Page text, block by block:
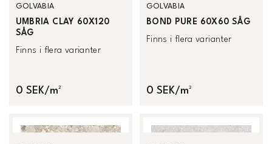
GOLVABIA
UMBRIA CLAY 60X120
SÅG
Finns i flera varianter
0 SEK/m²
GOLVABIA
BOND PURE 60X60 SÅG
Finns i flera varianter
0 SEK/m²